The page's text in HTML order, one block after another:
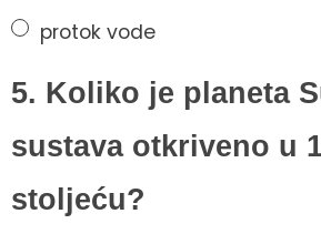
protok vode
5. Koliko je planeta
sustava otkriveno u
stoljeću?